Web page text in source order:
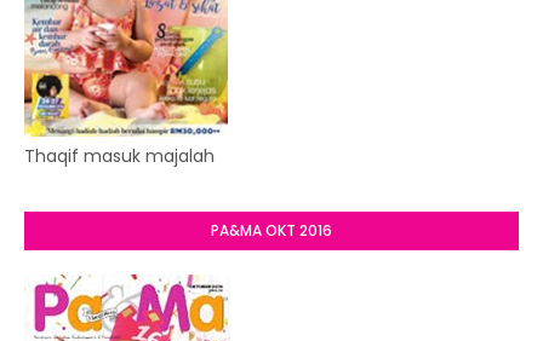
Thaqif masuk majalah
PA&MA OKT 2016